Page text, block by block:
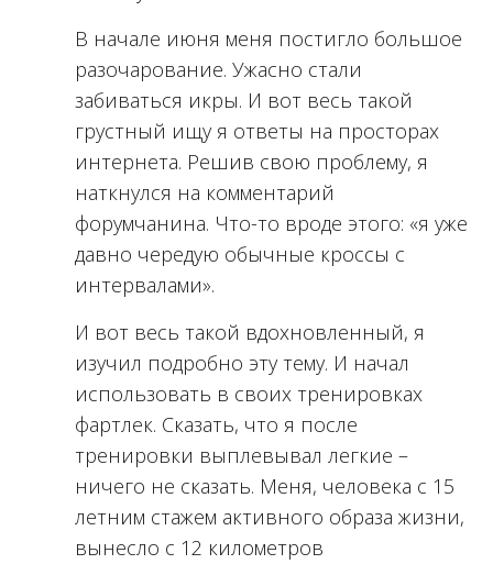
В начале июня меня постигло большое
разочарование. Ужасно стали
забиваться икры. И вот весь такой
грустный ищу я ответы на просторах
интернета. Решив свою проблему, я
наткнулся на комментарий
форумчанина. Что-то вроде этого: «я уже
давно чередую обычные кроссы с
интервалами».
И вот весь такой вдохновленный, я
изучил подробно эту тему. И начал
использовать в своих тренировках
фартлек. Сказать, что я после
тренировки выплевывал легкие –
ничего не сказать. Меня, человека с 15
летним стажем активного образа жизни,
вынесло с 12 километров